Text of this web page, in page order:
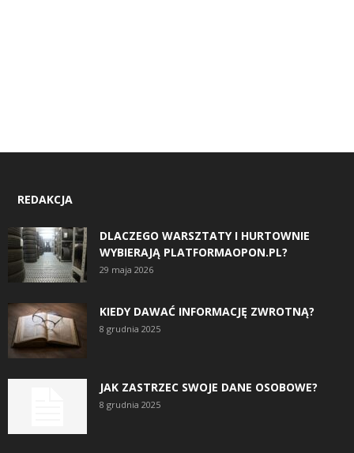
REDAKCJA
DLACZEGO WARSZTATY I HURTOWNIE
WYBIERAJĄ PLATFORMAOPON.PL?
29 maja 2026
KIEDY DAWAĆ INFORMACJĘ ZWROTNĄ?
8 grudnia 2025
JAK ZASTRZEC SWOJE DANE OSOBOWE?
8 grudnia 2025